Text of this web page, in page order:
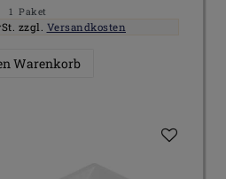
1 Paket
zzgl. Versandkosten
Warenkorb